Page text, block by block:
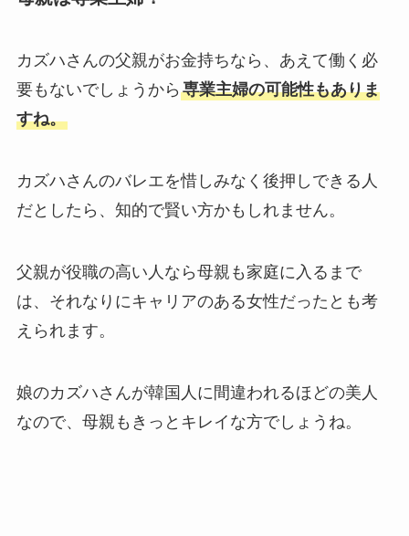
カズハさんの父親がお金持ちなら、あえて働く必
要もないでしょうから 専業主婦の可能性もありま
すね。
カズハさんのバレエを惜しみなく後押しできる人
だとしたら、知的で賢い方かもしれません。
父親が役職の高い人なら母親も家庭に入るまで
は、それなりにキャリアのある女性だったとも考
えられます。
娘のカズハさんが韓国人に間違われるほどの美人
なので、母親もきっとキレイな方でしょうね。